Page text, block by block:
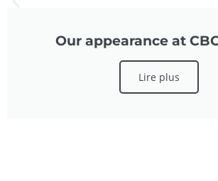
Our appearance at
Lire plus